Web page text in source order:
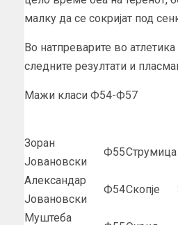
малку да се сокријат под
Во натпреварите во
следните резултати и
Мажи класи Ф54-Ф57
Зоран
Јовановски
Ф55Струмица
Александар
Јовановски
Ф54Скопје
Муштеба